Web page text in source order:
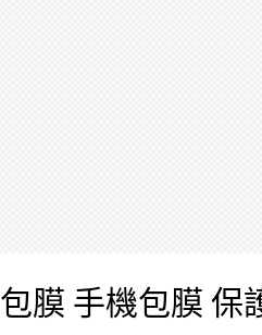
包膜 手機包膜 保